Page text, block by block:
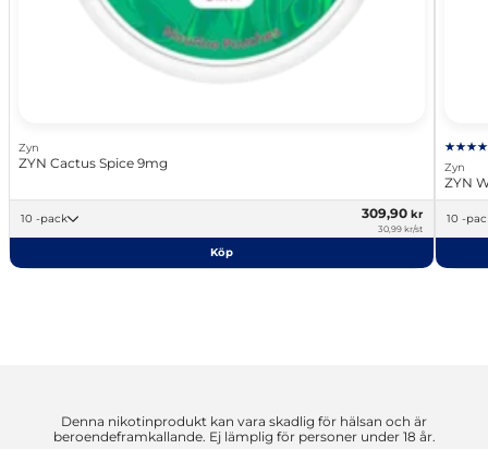
Zyn
ZYN Cactus Spice 9mg
10 -pack 309,90 kr
30,99 kr/st
Köp
Zyn
ZYN
10 -
Denna nikotinprodukt kan vara skadlig för hälsan och är
beroendeframkallande. Ej lämplig för personer under 18 år.